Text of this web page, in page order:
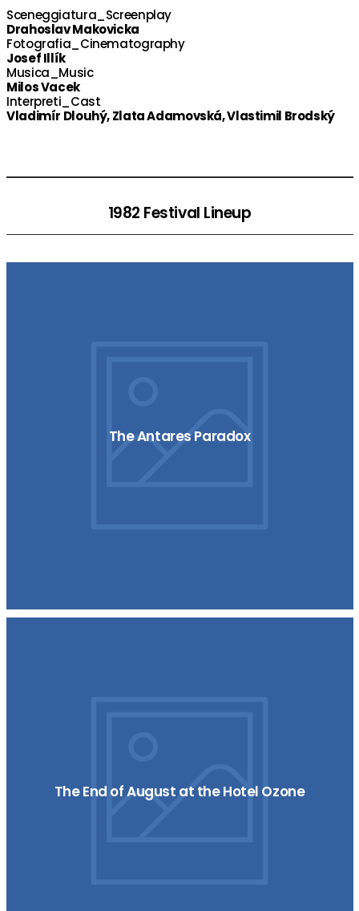
Sceneggiatura_Screenplay
Drahoslav Makovicka
Fotografia_Cinematography
Josef Illík
Musica_Music
Milos Vacek
Interpreti_Cast
Vladimír Dlouhý, Zlata Adamovská, Vlastimil Brodský
1982 Festival Lineup
The Antares Paradox
The End of August at the Hotel Ozone